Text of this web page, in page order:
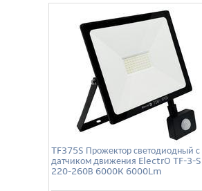
TF375S Прожектор светодиодный с
датчиком движения ElectrO TF-3-
220-260В 6000K 6000Lm